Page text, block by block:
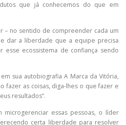
que já conhecemos do que em
– no sentido de compreender cada um
dar a liberdade que a equipe precisa
esse ecossistema de confiança sendo
sua autobiografia A Marca da Vitória,
fazer as coisas, diga-lhes o que fazer e
resultados”.
essas pessoas, o líder
certa liberdade para resolver